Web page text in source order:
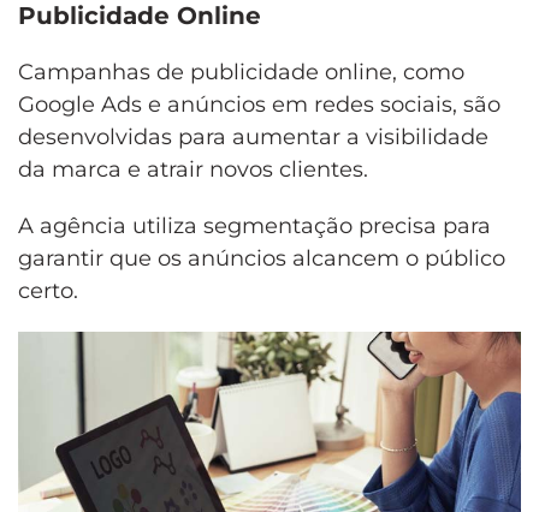
Publicidade Online
Campanhas de publicidade online, como
Google Ads e anúncios em redes sociais, são
desenvolvidas para aumentar a visibilidade
da marca e atrair novos clientes.
A agência utiliza segmentação precisa para
garantir que os anúncios alcancem o público
certo.